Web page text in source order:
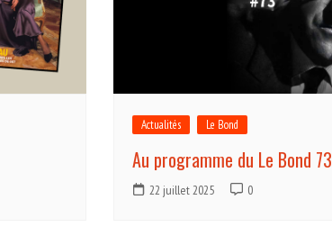
Actualités Le Bond
Au programme du Le Bond 73
22 juillet 2025 0